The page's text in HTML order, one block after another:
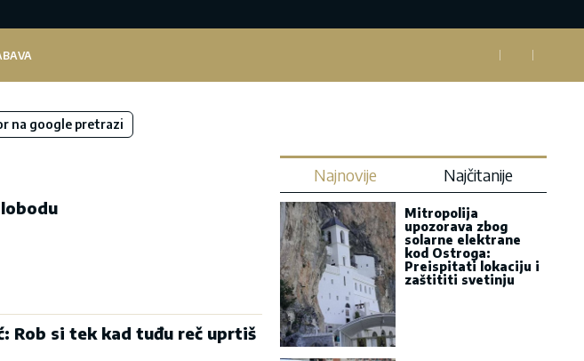
na google pretrazi
Rob si tek kad tuđu reč uprtiš
Najnovije Najčitanije
Mitropolija
upozorava zbog
solarne elektrane
kod Ostroga:
Preispitati lokaciju i
zaštititi svetinju